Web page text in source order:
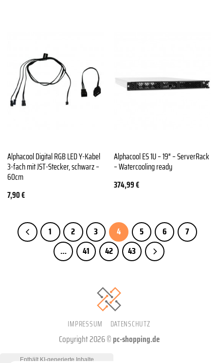
Alphacool Digital RGB LED Y-Kabel
3-fach mit JST-Stecker, schwarz –
60cm
7,90€
Alphacool ES 1U – 19″ – ServerRack
– Watercooling ready
374,99€
1 2 3 4 5 6
7
…
41 42 43
IMPRESSUM DATENSCHUTZ
Copyright 2026 ©pc-shopping.de